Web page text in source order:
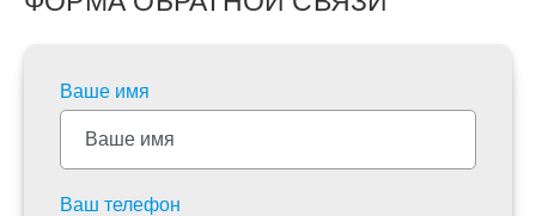
Ваше имя
Ваш телефон